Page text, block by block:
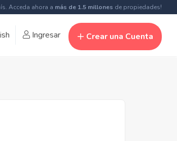
Acceda ahora a más de 1.5 millones de propiedades!
Ingresar Crear una Cuenta